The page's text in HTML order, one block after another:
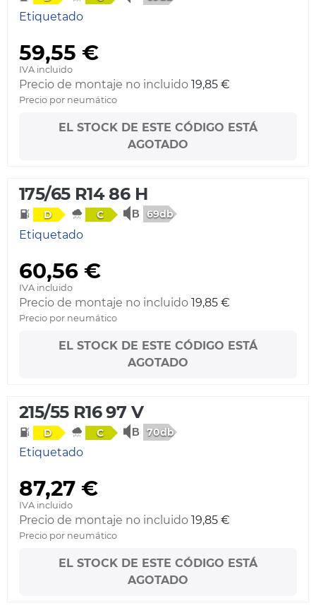
Etiquetado
59,55 €
IVA incluido
Precio de montaje no incluido 19,85 €
Precio por neumático
EL STOCK DE ESTE CÓDIGO ESTÁ
AGOTADO
175/65 R14 86 H
D C 69db
Etiquetado
60,56 €
IVA incluido
Precio de montaje no incluido 19,85 €
Precio por neumático
EL STOCK DE ESTE CÓDIGO ESTÁ
AGOTADO
215/55 R16 97 V
D C 70db
Etiquetado
87,27 €
IVA incluido
Precio de montaje no incluido 19,85 €
Precio por neumático
EL STOCK DE ESTE CÓDIGO ESTÁ
AGOTADO